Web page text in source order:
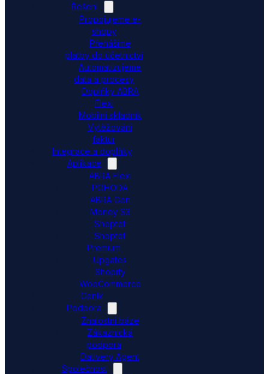
Řešení
Propojujeme e-
shopy
Přenášíme
platby do účetnictví
Automatizujeme
data a procesy
Doplňky ABRA
Flexi
Mobilní skladník
Vytěžování
faktur
Integrace a doplňky
Aplikace
ABRA Flexi
POHODA
ABRA Gen
Money S3
Shoptet
Shoptet
Premium
Upgates
Shopify
WooCommerce
Ceník
Podpora
Znalostní báze
Zákaznická
podpora
Dativery Agent
Společnost